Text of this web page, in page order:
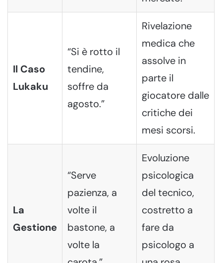
Il Caso
Lukaku
“Si è rotto il
tendine,
soffre da
agosto.”
Rivelazione
medica che
assolve in
parte il
giocatore dalle
critiche dei
mesi scorsi.
La
Gestione
“Serve
pazienza, a
volte il
bastone, a
volte la
Evoluzione
psicologica
del tecnico,
costretto a
fare da
psicologo a